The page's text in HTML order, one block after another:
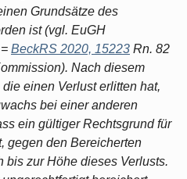
Grundsätze des
ist (vgl. EuGH
BeckRS 2020, 15223 Rn. 82
Nach diesem
einen Verlust erlitten hat,
bei einer anderen
ein gültiger Rechtsgrund für
gegen den Bereicherten
bis zur Höhe dieses Verlusts.